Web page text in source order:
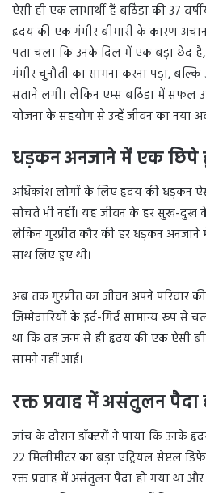
ऐसी ही एक लाभार्थी हैं बठिंडा की 37
हृदय की एक गंभीर बीमारी के कारण
पता चला कि उनके दिल में एक बड़ा छेद है,
गंभीर चुनौती का सामना करना पड़ा, बल्कि
सताने लगी। लेकिन एम्स बठिंडा में सफल
योजना के सहयोग से उन्हें जीवन का नया
धड़कन अनजाने में एक
अधिकांश लोगों के लिए हृदय की धड़कन
सोचते भी नहीं। यह जीवन के हर सुख-दुख
लेकिन गुरप्रीत कौर की हर धड़कन
साथ लिए हुए थी।
अब तक गुरप्रीत का जीवन अपने परिवार
जिम्मेदारियों के इर्द-गिर्द सामान्य रूप से
था कि वह जन्म से ही हृदय की एक ऐसी
सामने नहीं आई।
रक्त प्रवाह में असंतुलन पैदा
जांच के दौरान डॉक्टरों ने पाया कि उनके
22 मिलीमीटर का बड़ा एट्रियल सेप्टल
रक्त प्रवाह में असंतुलन पैदा हो गया था